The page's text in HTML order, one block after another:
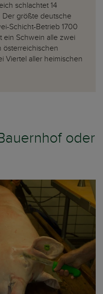
schlachtet 14
größte deutsche
Schicht-Betrieb 1700
ein Schwein alle zwei
österreichischen
Viertel aller heimischen
oder